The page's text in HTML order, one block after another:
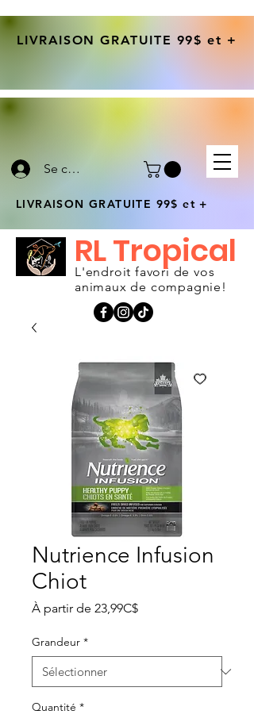
Se connecter
LIVRAISON GRATUITE 99$ et +
L'endroit favori de vos
animaux de compagnie!
RL Tropical
LIVRAISON GRATUITE 99$ et +
Nutrience Infusion
Chiot
À partir de 23,99C$Prix
Grandeur *
Quantité *